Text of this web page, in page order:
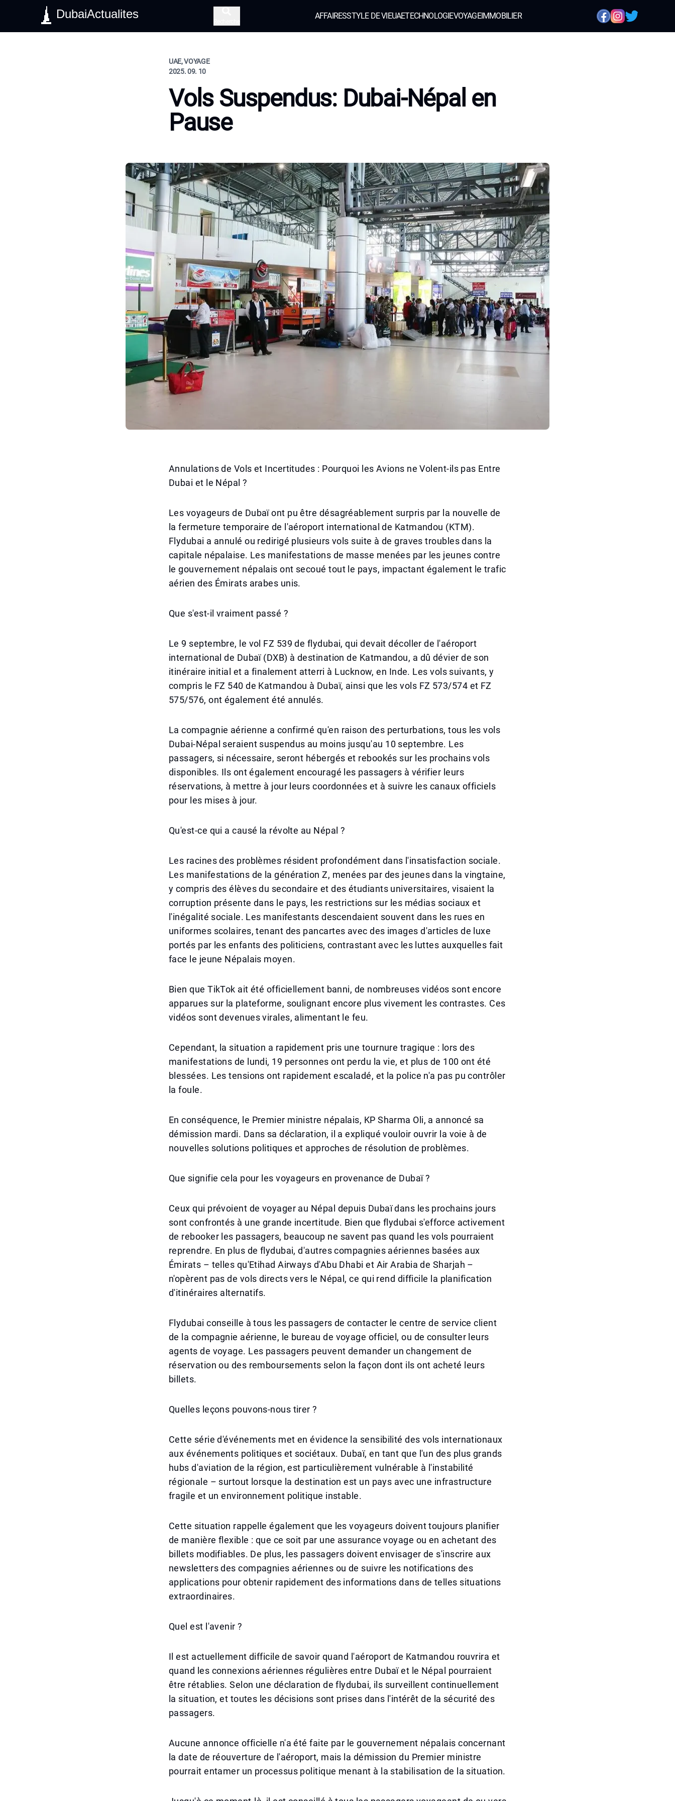
DubaiActualites AFFAIRESSTYLE DE VIEUAETECHNOLOGIEVOYAGEIMMOBILIER
UAE, VOYAGE
2025. 09. 10
Vols Suspendus: Dubai-Népal en
Pause
Annulations de Vols et Incertitudes : Pourquoi les Avions ne Volent-ils pas Entre
Dubai et le Népal ?
Les voyageurs de Dubaï ont pu être désagréablement surpris par la nouvelle de
la fermeture temporaire de l'aéroport international de Katmandou (KTM).
Flydubai a annulé ou redirigé plusieurs vols suite à de graves troubles dans la
capitale népalaise. Les manifestations de masse menées par les jeunes contre
le gouvernement népalais ont secoué tout le pays, impactant également le trafic
aérien des Émirats arabes unis.
Que s'est-il vraiment passé ?
Le 9 septembre, le vol FZ 539 de flydubai, qui devait décoller de l'aéroport
international de Dubaï (DXB) à destination de Katmandou, a dû dévier de son
itinéraire initial et a finalement atterri à Lucknow, en Inde. Les vols suivants, y
compris le FZ 540 de Katmandou à Dubaï, ainsi que les vols FZ 573/574 et FZ
575/576, ont également été annulés.
La compagnie aérienne a confirmé qu'en raison des perturbations, tous les vols
Dubai-Népal seraient suspendus au moins jusqu'au 10 septembre. Les
passagers, si nécessaire, seront hébergés et rebookés sur les prochains vols
disponibles. Ils ont également encouragé les passagers à vérifier leurs
réservations, à mettre à jour leurs coordonnées et à suivre les canaux officiels
pour les mises à jour.
Qu'est-ce qui a causé la révolte au Népal ?
Les racines des problèmes résident profondément dans l'insatisfaction sociale.
Les manifestations de la génération Z, menées par des jeunes dans la vingtaine,
y compris des élèves du secondaire et des étudiants universitaires, visaient la
corruption présente dans le pays, les restrictions sur les médias sociaux et
l'inégalité sociale. Les manifestants descendaient souvent dans les rues en
uniformes scolaires, tenant des pancartes avec des images d'articles de luxe
portés par les enfants des politiciens, contrastant avec les luttes auxquelles fait
face le jeune Népalais moyen.
Bien que TikTok ait été officiellement banni, de nombreuses vidéos sont encore
apparues sur la plateforme, soulignant encore plus vivement les contrastes. Ces
vidéos sont devenues virales, alimentant le feu.
Cependant, la situation a rapidement pris une tournure tragique : lors des
manifestations de lundi, 19 personnes ont perdu la vie, et plus de 100 ont été
blessées. Les tensions ont rapidement escaladé, et la police n'a pas pu contrôler
la foule.
En conséquence, le Premier ministre népalais, KP Sharma Oli, a annoncé sa
démission mardi. Dans sa déclaration, il a expliqué vouloir ouvrir la voie à de
nouvelles solutions politiques et approches de résolution de problèmes.
Que signifie cela pour les voyageurs en provenance de Dubaï ?
Ceux qui prévoient de voyager au Népal depuis Dubaï dans les prochains jours
sont confrontés à une grande incertitude. Bien que flydubai s'efforce activement
de rebooker les passagers, beaucoup ne savent pas quand les vols pourraient
reprendre. En plus de flydubai, d'autres compagnies aériennes basées aux
Émirats – telles qu'Etihad Airways d'Abu Dhabi et Air Arabia de Sharjah –
n'opèrent pas de vols directs vers le Népal, ce qui rend difficile la planification
d'itinéraires alternatifs.
Flydubai conseille à tous les passagers de contacter le centre de service client
de la compagnie aérienne, le bureau de voyage officiel, ou de consulter leurs
agents de voyage. Les passagers peuvent demander un changement de
réservation ou des remboursements selon la façon dont ils ont acheté leurs
billets.
Quelles leçons pouvons-nous tirer ?
Cette série d'événements met en évidence la sensibilité des vols internationaux
aux événements politiques et sociétaux. Dubaï, en tant que l'un des plus grands
hubs d'aviation de la région, est particulièrement vulnérable à l'instabilité
régionale – surtout lorsque la destination est un pays avec une infrastructure
fragile et un environnement politique instable.
Cette situation rappelle également que les voyageurs doivent toujours planifier
de manière flexible : que ce soit par une assurance voyage ou en achetant des
billets modifiables. De plus, les passagers doivent envisager de s'inscrire aux
newsletters des compagnies aériennes ou de suivre les notifications des
applications pour obtenir rapidement des informations dans de telles situations
extraordinaires.
Quel est l'avenir ?
Il est actuellement difficile de savoir quand l'aéroport de Katmandou rouvrira et
quand les connexions aériennes régulières entre Dubaï et le Népal pourraient
être rétablies. Selon une déclaration de flydubai, ils surveillent continuellement
la situation, et toutes les décisions sont prises dans l'intérêt de la sécurité des
passagers.
Aucune annonce officielle n'a été faite par le gouvernement népalais concernant
la date de réouverture de l'aéroport, mais la démission du Premier ministre
pourrait entamer un processus politique menant à la stabilisation de la situation.